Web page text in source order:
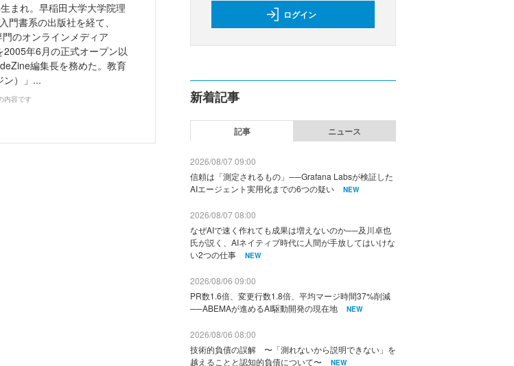
まれ。早稲田大学大学院理
書系の出版社を経て、
のオンラインメディア
2005年6月の正式オープン以
編集長を務めた。教育
ン）」...
内容です
ログイン
新着記事
記事 ニュース
2026/08/07 09:00
信頼は「測定されるもの」──Grafana Labsが検証した
AIエージェント実用化までの6つの疑い
NEW
2026/08/07 08:00
なぜAIで速く作れても成果は増えないのか──及川卓也
氏が説く、AIネイティブ時代に人間が手放してはいけな
い2つの仕事
NEW
2026/08/06 09:00
PR数1.6倍、変更行数1.8倍、平均マージ時間37%削減
──ABEMAが進めるAI駆動開発の現在地
NEW
2026/08/06 08:00
技術的負債の誤解 〜「測れないから説明できない」を
越えることと認知的負債について〜
NEW